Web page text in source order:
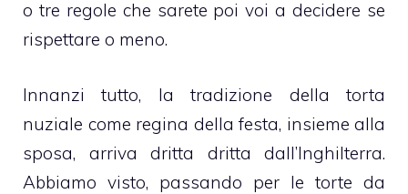
o tre regole che sarete poi voi a decidere se
rispettare o meno.
Innanzi tutto, la tradizione della torta
nuziale come regina della festa, insieme alla
sposa, arriva dritta dritta dall’Inghilterra.
Abbiamo visto, passando per le torte da